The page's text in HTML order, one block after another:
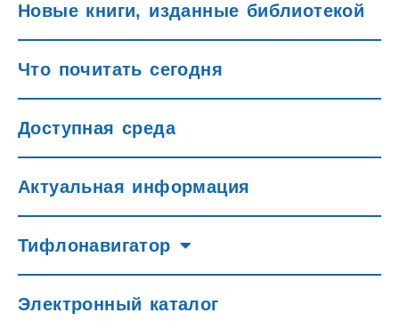
Новые книги, изданные библиотекой
Что почитать сегодня
Доступная среда
Актуальная информация
Тифлонавигатор
Электронный каталог